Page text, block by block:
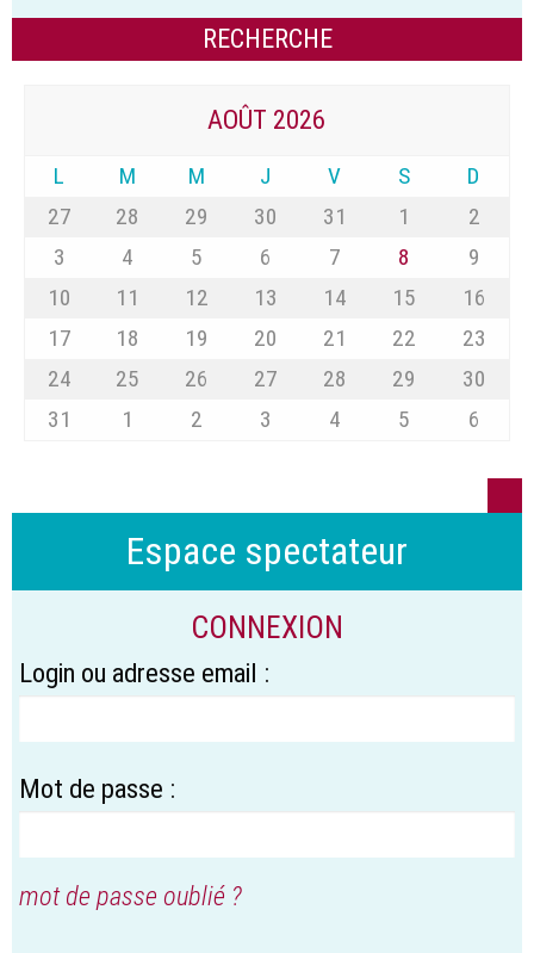
AOÛT 2026
L M M J V S
D
27
28 29 30 31 1
2
3
4 5 6 7 8
9
10
11 12 13 14 15
16
17
18 19 20 21 22
23
24
25 26 27 28 29
30
31
1 2 3 4 5 6
Espace spectateur
CONNEXION
Login ou adresse email :
Mot de passe :
mot de passe oublié ?